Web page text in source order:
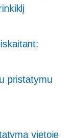
pristatymu
vietoje